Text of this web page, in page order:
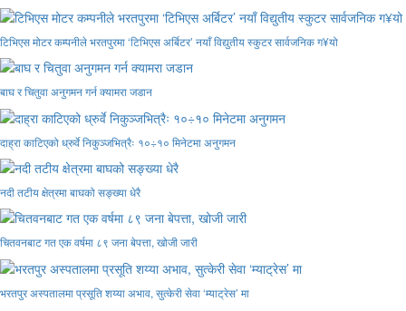
टिभिएस मोटर कम्पनीले भरतपुरमा ‘टिभिएस अर्बिटर’ नयाँ विद्युतीय स्कुटर सार्वजनिक ग¥यो
बाघ र चितुवा अनुगमन गर्न क्यामरा जडान
दाह्रा काटिएको ध्रुर्वे निकुञ्जभित्रैः १०÷१० मिनेटमा अनुगमन
नदी तटीय क्षेत्रमा बाघको सङ्ख्या धेरै
चितवनबाट गत एक वर्षमा ८९ जना बेपत्ता, खोजी जारी
भरतपुर अस्पतालमा प्रसूति शय्या अभाव, सुत्केरी सेवा ‘म्याट्रेस’ मा